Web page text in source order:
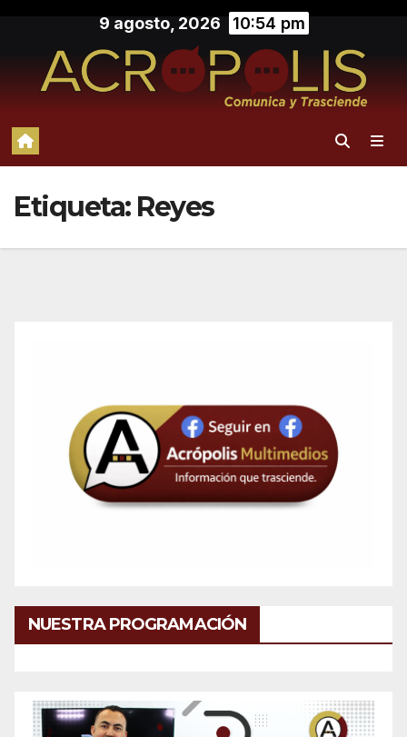
contenido
9 agosto, 2026 10:54 pm
Etiqueta: Reyes
NUESTRA PROGRAMACIÓN